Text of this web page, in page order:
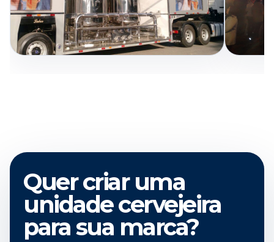
Quer criar uma
unidade cervejeira
para sua marca?